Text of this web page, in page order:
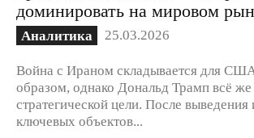
доминировать на мировом
Аналитика 25.03.2026
Война с Ираном складывается для
образом, однако Дональд Трамп всё
стратегической цели. После выведения
ключевых объектов...